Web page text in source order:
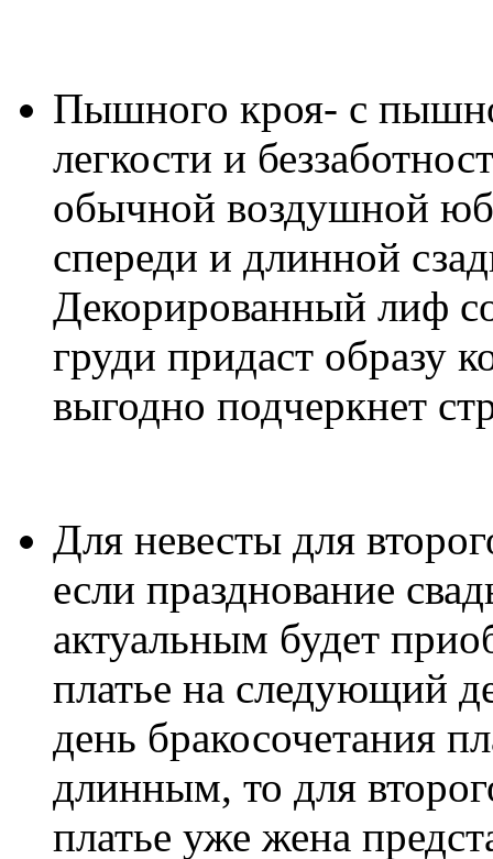
Пышного кроя- c
легкости и
обычной воздушной
спереди и длинной
Декорированный лиф
груди придаст образу
выгодно подчеркнет
Для невесты для
если празднование
актуальным будет
платье на следующий
день бракосочетания
длинным, то для
платье уже жена